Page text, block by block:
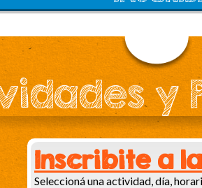
y
Inscribite a
Seleccioná una actividad, día,